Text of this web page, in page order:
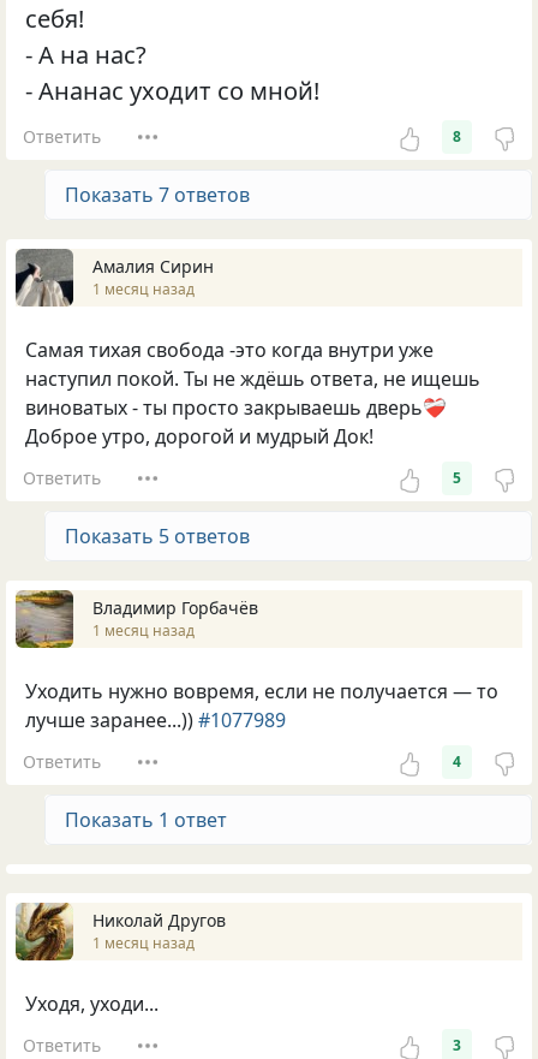
себя!
- А на нас?
- Ананас уходит со мной!
Ответить 8
Показать 7 ответов
Амалия Сирин
1 месяц назад
Самая тихая свобода -это когда внутри уже
наступил покой. Ты не ждёшь ответа, не ищешь
виноватых - ты просто закрываешь дверь❤️‍🩹
Доброе утро, дорогой и мудрый Док!
Ответить 5
Показать 5 ответов
Владимир Горбачёв
1 месяц назад
Уходить нужно вовремя, если не получается — то
лучше заранее...))#1077989
Ответить 4
Показать 1 ответ
Николай Другов
1 месяц назад
Уходя, уходи...
Ответить 3